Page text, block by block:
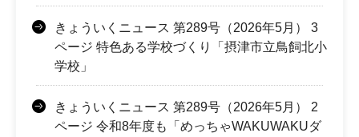
きょういくニュース 第289号（2026年5月） 3
ページ 特色ある学校づくり「摂津市立鳥飼北小
学校」
きょういくニュース 第289号（2026年5月） 2
ページ 令和8年度も「めっちゃWAKUWAKUダ